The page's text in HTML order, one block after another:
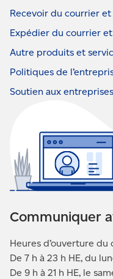
Recevoir du courrier et
Expédier du courrier
Autre produits et
Politiques de
Soutien aux entreprises
Communiquer
Heures d’ouverture du
De 7 h à 23 h HE, du
De 9 h à 21 h HE, le